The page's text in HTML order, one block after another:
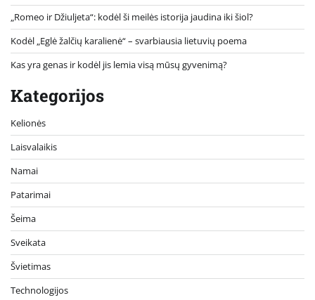
„Romeo ir Džiuljeta“: kodėl ši meilės istorija jaudina iki šiol?
Kodėl „Eglė žalčių karalienė“ – svarbiausia lietuvių poema
Kas yra genas ir kodėl jis lemia visą mūsų gyvenimą?
Kategorijos
Kelionės
Laisvalaikis
Namai
Patarimai
Šeima
Sveikata
Švietimas
Technologijos